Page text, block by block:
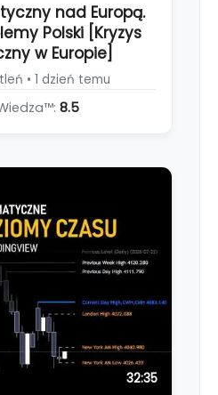
nad Europą.
Polski [Kryzys
w Europie]
• 1 dzień temu
8.5
32:35